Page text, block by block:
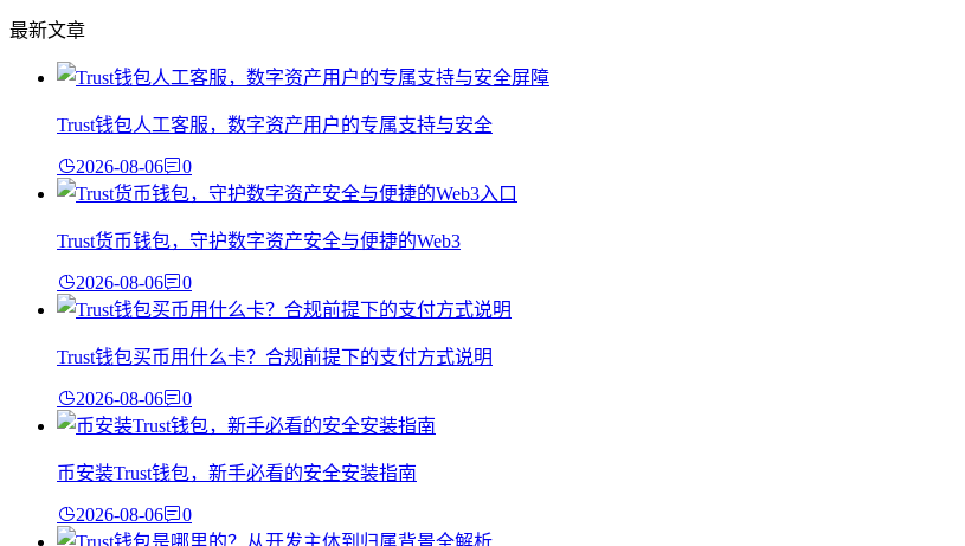
最新文章
Trust钱包人工客服，数字资产用户的专属支持与安全
2026-08-06 0
Trust货币钱包，守护数字资产安全与便捷的Web3
2026-08-06 0
Trust钱包买币用什么卡？合规前提下的支付方式说明
2026-08-06 0
币安装Trust钱包，新手必看的安全安装指南
2026-08-06 0